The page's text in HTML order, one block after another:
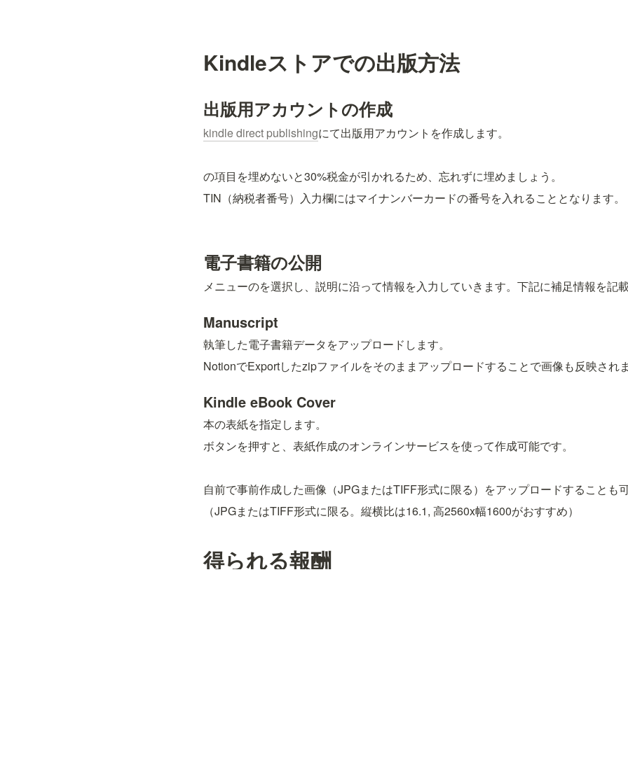
Kindleストアでの出版方法
出版用アカウントの作成
kindle direct publishingにて出版用アカウントを作成します。
の項目を埋めないと30%税金が引かれるため、忘れずに埋めましょう。
TIN（納税者番号）入力欄にはマイナンバーカードの番号を入れることとなります。
電子書籍の公開
メニューのを選択し、説明に沿って情報を入力していきます。下記に補足情報を記載
Manuscript
執筆した電子書籍データをアップロードします。
NotionでExportしたzipファイルをそのままアップロードすることで画像も反映されま
Kindle eBook Cover
本の表紙を指定します。
ボタンを押すと、表紙作成のオンラインサービスを使って作成可能です。
自前で事前作成した画像（JPGまたはTIFF形式に限る）をアップロードすることも可
（JPGまたはTIFF形式に限る。縦横比は16.1, 高2560x幅1600がおすすめ）
得られる報酬